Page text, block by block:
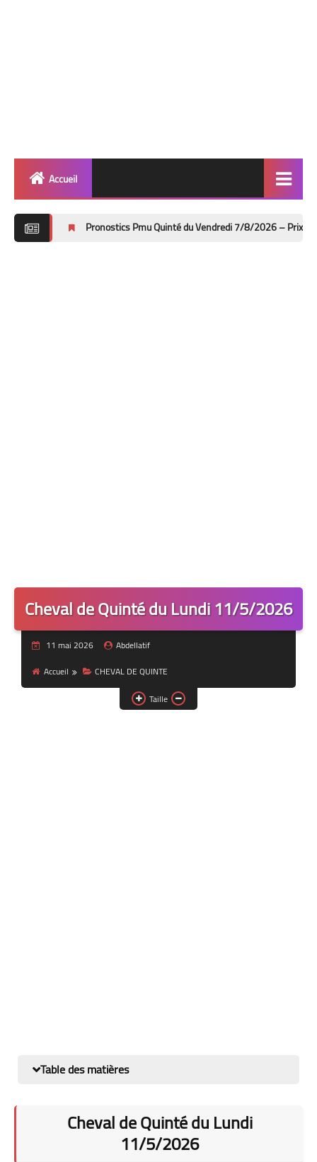
Accueil
Pronostics Pmu Quinté du Vendredi 7/8/2026 – Prix Bruno Coquatrix
Cheval de Quinté du Lundi 11/5/2026
11 mai 2026
Abdellatif
Accueil
CHEVAL DE QUINTE
Taille
Table des matières
Cheval de Quinté du Lundi
11/5/2026